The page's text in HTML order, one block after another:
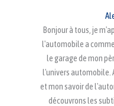
Bonjour à tous, je
l'automobile a
le garage de mon
l'univers automobile.
et mon savoir de
découvrons les